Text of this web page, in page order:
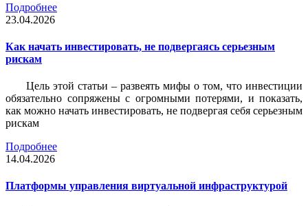
Подробнее
23.04.2026
Как начать инвестировать, не подвергаясь серьезным
рискам
Цель этой статьи – развеять мифы о том, что инвестиции
обязательно сопряжены с огромными потерями, и показать,
как можно начать инвестировать, не подвергая себя серьезным
рискам
Подробнее
14.04.2026
Платформы управления виртуальной инфраструктурой